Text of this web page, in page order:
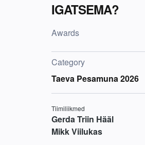
IGATSEMA?
Awards
Category
Taeva Pesamuna 2026
Tiimiliikmed
Gerda Triin Hääl
Mikk Viilukas